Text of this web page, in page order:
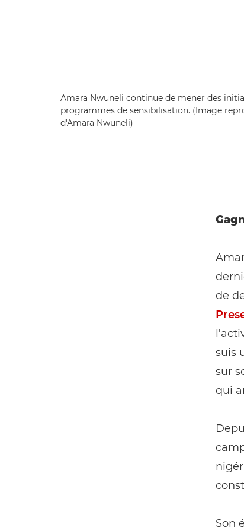
Amara Nwuneli continue de mener des
programmes de sensibilisation. (Image
d'Amara Nwuneli)
de
suis
sur
qui
Son